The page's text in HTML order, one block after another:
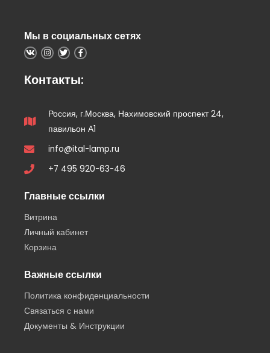
Мы в социальных сетях
Контакты:
Россия, г.Москва, Нахимовский проспект 24,
павильон А1
info@ital-lamp.ru
+7 495 920-63-46
Главные ссылки
Витрина
Личный кабинет
Корзина
Важные ссылки
Политика конфиденциальности
Связаться с нами
Документы & Инструкции